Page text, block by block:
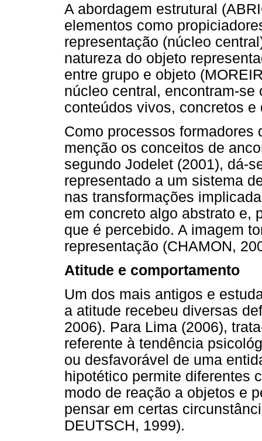
A abordagem estrutural
elementos como
representação (núcleo
natureza do objeto
entre grupo e objeto
núcleo central, encontram-
conteúdos vivos, concretos e
Como processos formadores
menção os conceitos de
segundo Jodelet (2001), dá-
representado a um sistema
nas transformações
em concreto algo abstrato e,
que é percebido. A imagem
representação (CHAMON,
Atitude e comportamento
Um dos mais antigos e
a atitude recebeu diversas
2006). Para Lima (2006),
referente à tendência
ou desfavorável de uma
hipotético permite diferentes
modo de reação a objetos e
pensar em certas
DEUTSCH, 1999).